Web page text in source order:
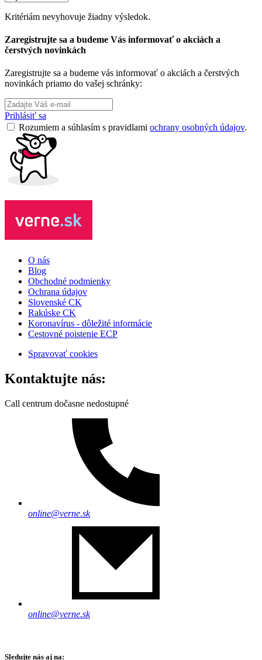
Kritériám nevyhovuje žiadny výsledok.
Zaregistrujte sa a budeme Vás informovať o akciách a
čerstvých novinkách
Zaregistrujte sa a budeme vás informovať o akciách a čerstvých
novinkách priamo do vašej schránky:
Prihlásiť sa
Rozumiem a súhlasím s pravidlami ochrany osobných údajov.
O nás
Blog
Obchodné podmienky
Ochrana údajov
Slovenské CK
Rakúske CK
Koronavírus - dôležité informácie
Cestovné poistenie ECP
Spravovať cookies
Kontaktujte nás:
Call centrum dočasne nedostupné
online@verne.sk
online@verne.sk
Sledujte nás aj na: